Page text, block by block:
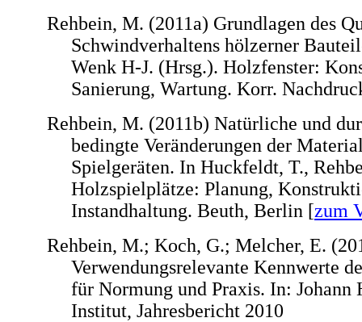
Rehbein, M. (2011a) Grundlagen des
Schwindverhaltens hölzerner
Wenk H-J. (Hrsg.). Holzfenster:
Sanierung, Wartung. Korr.
Rehbein, M. (2011b) Natürliche und
bedingte Veränderungen der
Spielgeräten. In Huckfeldt, T.,
Holzspielplätze: Planung,
Instandhaltung. Beuth, Berlin [zum
Rehbein, M.; Koch, G.; Melcher, E.
Verwendungsrelevante Kennwerte
für Normung und Praxis. In: Johann
Institut, Jahresbericht 2010